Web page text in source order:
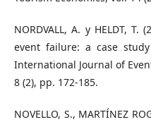
NORDVALL, A. y HELDT,
event failure: a case
International Journal of
8 (2), pp. 172-185.
NOVELLO, S., MARTÍNEZ